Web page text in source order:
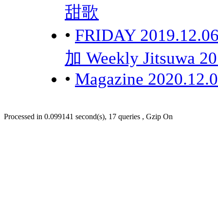
甜歌
• FRIDAY
加 Weekly Jitsuwa
• Magazine
Processed in 0.099141 second(s), 17 queries , Gzip On